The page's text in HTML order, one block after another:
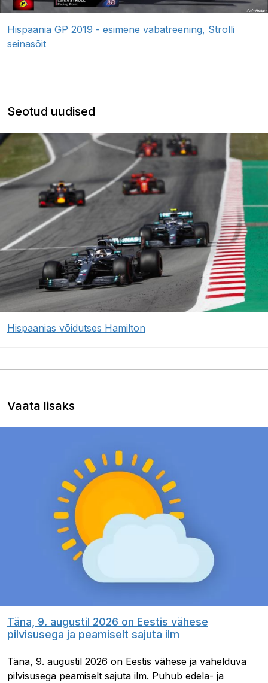
Hispaania GP 2019 - esimene vabatreening, Strolli
seinasõit
Seotud uudised
Hispaanias võidutses Hamilton
Vaata lisaks
Täna, 9. augustil 2026 on Eestis vähese
pilvisusega ja peamiselt sajuta ilm
Täna, 9. augustil 2026 on Eestis vähese ja vahelduva
pilvisusega peamiselt sajuta ilm. Puhub edela- ja